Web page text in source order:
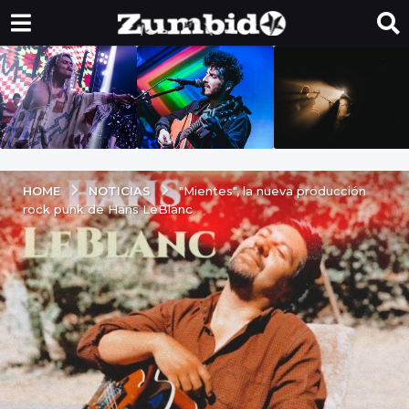
HOME NOTICIAS
"Mientes", la nueva producción
rock punk de Hans LeBlanc